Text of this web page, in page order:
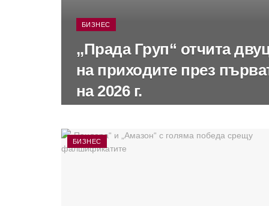
БИЗНЕС
,,Прада Груп“ отчита
на приходите през
на 2026 г.
БИЗНЕС